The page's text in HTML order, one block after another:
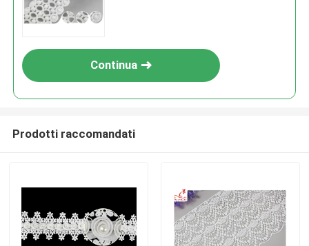
Continua
Prodotti raccomandati